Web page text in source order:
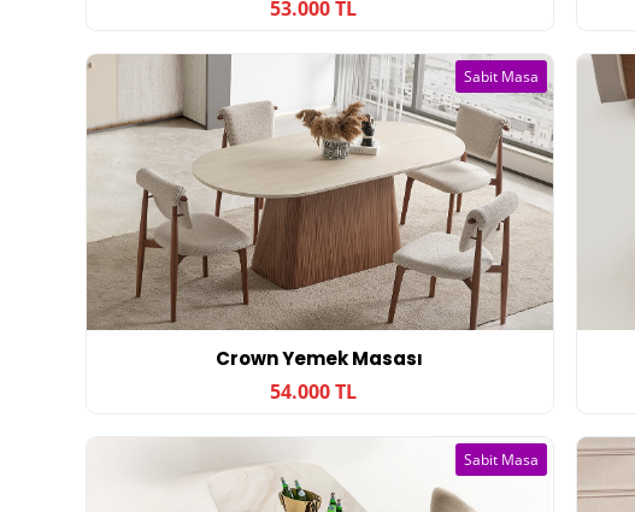
53.000 TL
Crown Yemek Masası
54.000 TL
Sabit Masa
Sabit Masa